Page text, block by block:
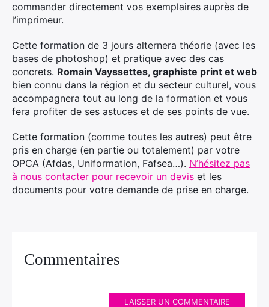
commander directement vos exemplaires auprès de
l’imprimeur.
Cette formation de 3 jours alternera théorie (avec les
bases de photoshop) et pratique avec des cas
concrets. Romain Vayssettes, graphiste print et web
bien connu dans la région et du secteur culturel, vous
accompagnera tout au long de la formation et vous
fera profiter de ses astuces et de ses points de vue.
Cette formation (comme toutes les autres) peut être
pris en charge (en partie ou totalement) par votre
OPCA (Afdas, Uniformation, Fafsea…). N’hésitez pas
à nous contacter pour recevoir un devis et les
documents pour votre demande de prise en charge.
Commentaires
LAISSER UN COMMENTAIRE